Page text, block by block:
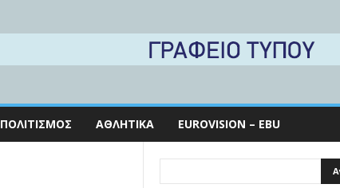
ΠΟΛΙΤΙΣΜΌΣ ΑΘΛΗΤΙΚΆ EUROVISION – EBU